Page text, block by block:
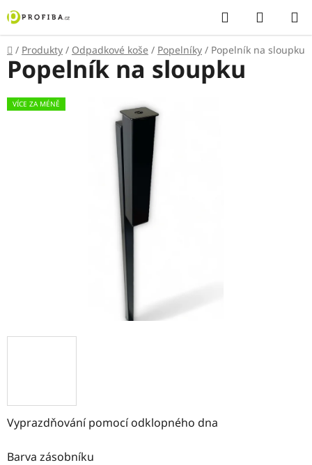
Přejít
na
obsah
Hledat
KOŠÍK
Domů
/ Produkty / Odpadkové koše / Popelníky / Popelník na sloupku
Vyprazdňování pomocí odklopného dna
Barva zásobníku
Popelník na sloupku
VÍCE ZA MÉNĚ